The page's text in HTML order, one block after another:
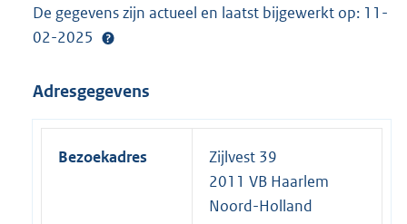
De gegevens zijn actueel en laatst bijgewerkt op: 11-
02-2025
Adresgegevens
Bezoekadres
Zijlvest 39
2011 VB Haarlem
Noord-Holland